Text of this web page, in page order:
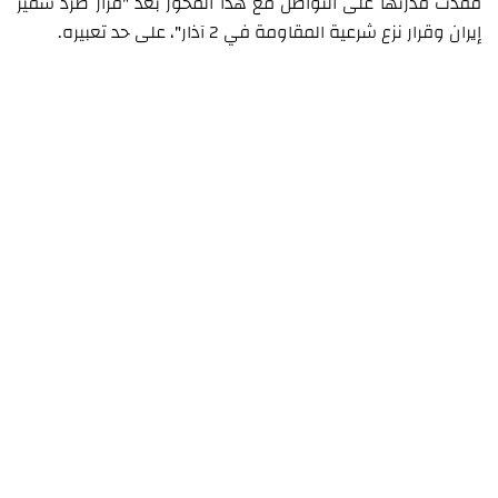
إيران وقرار نزع شرعية المقاومة في 2 آذار"، على حد تعبيره.